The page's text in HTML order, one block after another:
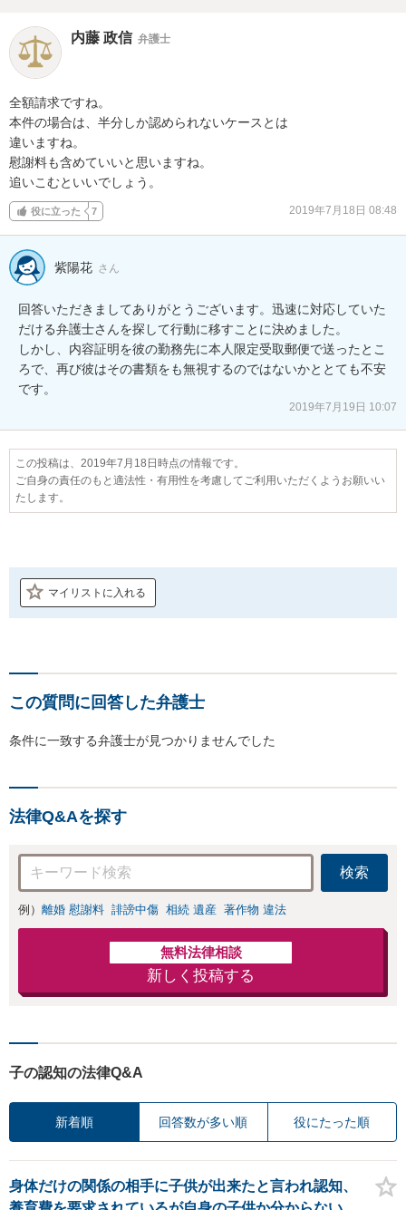
内藤 政信 弁護士
全額請求ですね。
本件の場合は、半分しか認められないケースとは
違いますね。
慰謝料も含めていいと思いますね。
追いこむといいでしょう。
役に立った 7 2019年7月18日 08:48
紫陽花 さん
回答いただきましてありがとうございます。迅速に対応していた
だける弁護士さんを探して行動に移すことに決めました。
しかし、内容証明を彼の勤務先に本人限定受取郵便で送ったとこ
ろで、再び彼はその書類をも無視するのではないかととても不安
です。
2019年7月19日 10:07
この投稿は、2019年7月18日時点の情報です。
ご自身の責任のもと適法性・有用性を考慮してご利用いただくようお願いい
たします。
マイリストに入れる
この質問に回答した弁護士
条件に一致する弁護士が見つかりませんでした
法律Q&Aを探す
検索
例） 離婚 慰謝料 誹謗中傷 相続 遺産 著作物 違法
無料法律相談
新しく投稿する
子の認知の法律Q&A
新着順 回答数が多い順 役にたった順
身体だけの関係の相手に子供が出来たと言われ認知、